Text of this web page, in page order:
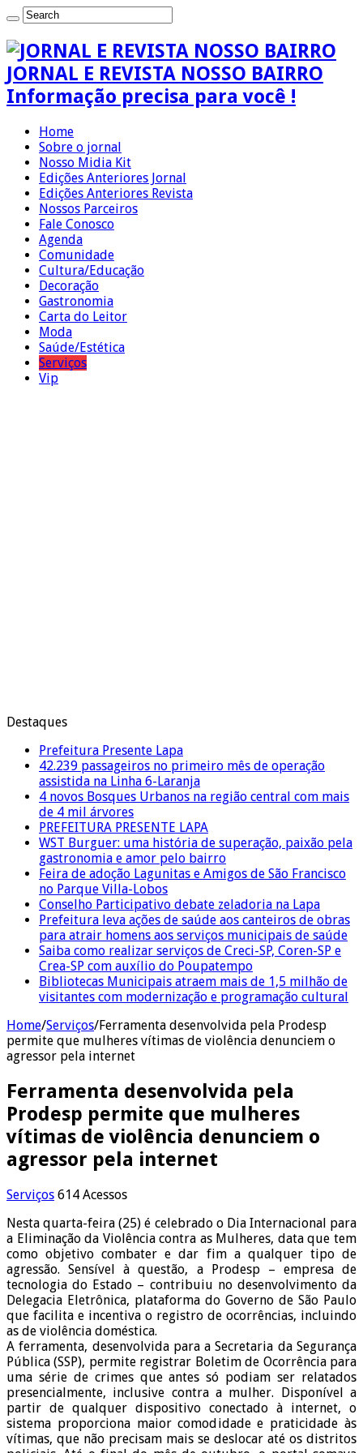
JORNAL E REVISTA NOSSO BAIRRO
Informação precisa para você !
Home
Sobre o jornal
Nosso Midia Kit
Edições Anteriores Jornal
Edições Anteriores Revista
Nossos Parceiros
Fale Conosco
Agenda
Comunidade
Cultura/Educação
Decoração
Gastronomia
Carta do Leitor
Moda
Saúde/Estética
Serviços
Vip
Destaques
Prefeitura Presente Lapa
42.239 passageiros no primeiro mês de operação
assistida na Linha 6-Laranja
4 novos Bosques Urbanos na região central com mais
de 4 mil árvores
PREFEITURA PRESENTE LAPA
WST Burguer: uma história de superação, paixão pela
gastronomia e amor pelo bairro
Feira de adoção Lagunitas e Amigos de São Francisco
no Parque Villa-Lobos
Conselho Participativo debate zeladoria na Lapa
Prefeitura leva ações de saúde aos canteiros de obras
para atrair homens aos serviços municipais de saúde
Saiba como realizar serviços de Creci-SP, Coren-SP e
Crea-SP com auxílio do Poupatempo
Bibliotecas Municipais atraem mais de 1,5 milhão de
visitantes com modernização e programação cultural
Home/Serviços/Ferramenta desenvolvida pela Prodesp
permite que mulheres vítimas de violência denunciem o
agressor pela internet
Ferramenta desenvolvida pela
Prodesp permite que mulheres
vítimas de violência denunciem o
agressor pela internet
Serviços 614 Acessos
Nesta quarta-feira (25) é celebrado o Dia Internacional para
a Eliminação da Violência contra as Mulheres, data que tem
como objetivo combater e dar fim a qualquer tipo de
agressão. Sensível à questão, a Prodesp – empresa de
tecnologia do Estado – contribuiu no desenvolvimento da
Delegacia Eletrônica, plataforma do Governo de São Paulo
que facilita e incentiva o registro de ocorrências, incluindo
as de violência doméstica.
A ferramenta, desenvolvida para a Secretaria da Segurança
Pública (SSP), permite registrar Boletim de Ocorrência para
uma série de crimes que antes só podiam ser relatados
presencialmente, inclusive contra a mulher. Disponível a
partir de qualquer dispositivo conectado à internet, o
sistema proporciona maior comodidade e praticidade às
vítimas, que não precisam mais se deslocar até os distritos